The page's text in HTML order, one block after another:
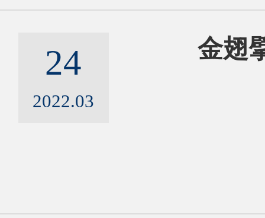
联系我们
24
2022.03
金翅